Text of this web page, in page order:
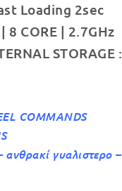
Loading 2sec
8 CORE | 2.7GHz
STORAGE :
COMMANDS
ανθρακί γυαλιστερο –